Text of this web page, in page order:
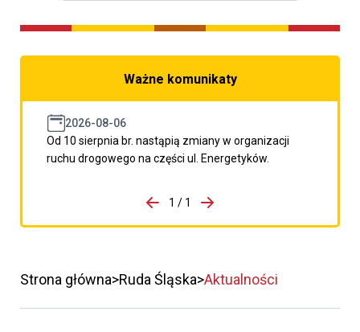
Ważne komunikaty
2026-08-06
Od 10 sierpnia br. nastąpią zmiany w organizacji
ruchu drogowego na części ul. Energetyków.
porzpedniego komunikatu
1 / 1
Przejdź do następnego
Strona główna Ruda Śląska Aktualności